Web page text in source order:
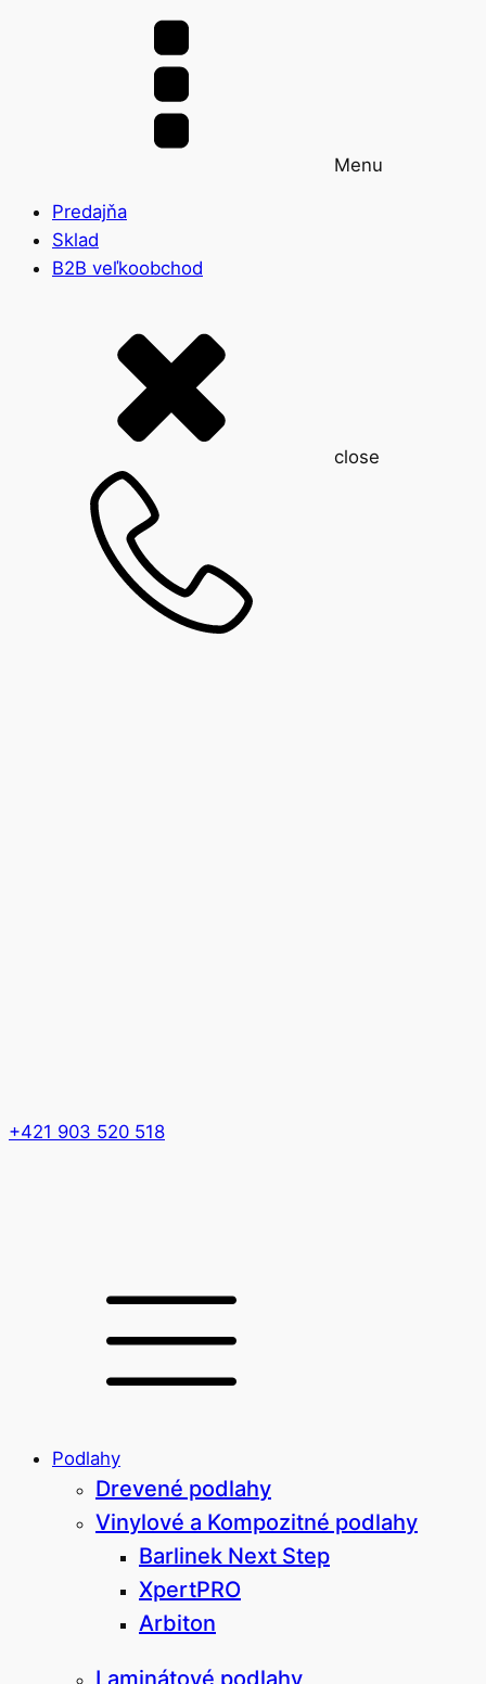
Menu
Predajňa
Sklad
B2B veľkoobchod
close
+421 903 520 518
Podlahy
Drevené podlahy
Vinylové a Kompozitné podlahy
Barlinek Next Step
XpertPRO
Arbiton
Laminátové podlahy